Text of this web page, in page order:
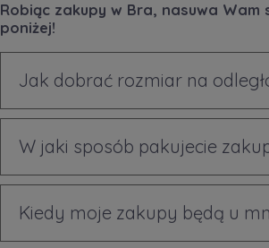
Robiąc zakupy w Bra, nasuwa
poniżej!
Jak dobrać rozmiar na
W jaki sposób pakujecie
Kiedy moje zakupy będą u